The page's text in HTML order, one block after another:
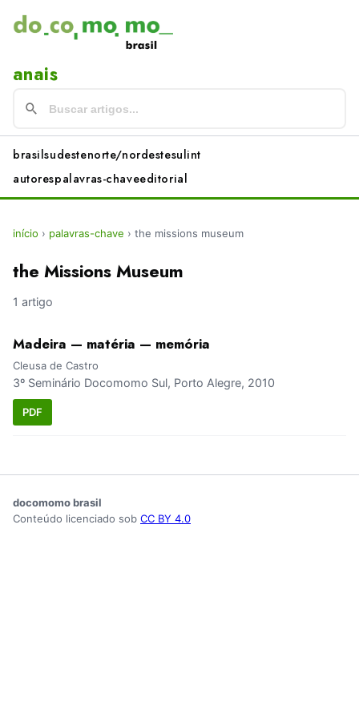
anais
brasilsudestenorte/nordestesulint
autorespalavras-chaveeditorial
início › palavras-chave › the missions museum
the Missions Museum
1 artigo
Madeira — matéria — memória
Cleusa de Castro
3º Seminário Docomomo Sul, Porto Alegre, 2010
PDF
docomomo brasil
Conteúdo licenciado sob CC BY 4.0